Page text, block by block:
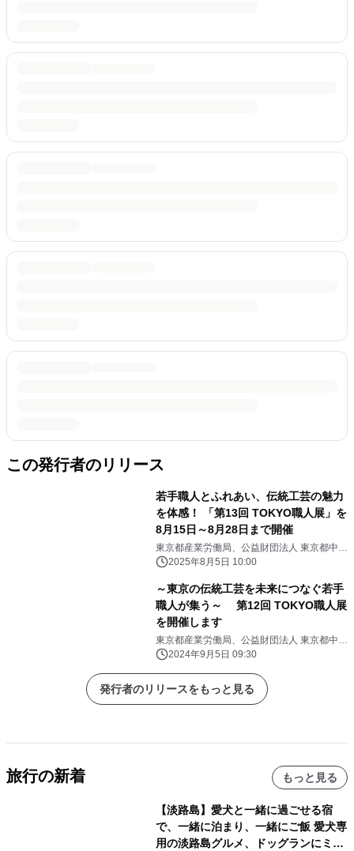
この発行者のリリース
若手職人とふれあい、伝統工芸の魅力
を体感！ 「第13回 TOKYO職人展」を
8月15日～8月28日まで開催
東京都産業労働局、公益財団法人 東京都中小
企業振興公社
2025年8月5日 10:00
～東京の伝統工芸を未来につなぐ若手
職人が集う～ 第12回 TOKYO職人展
を開催します
東京都産業労働局、公益財団法人 東京都中小
企業振興公社
2024年9月5日 09:30
発行者のリリースをもっと見る
旅行の新着 もっと見る
【淡路島】愛犬と一緒に過ごせる宿
で、一緒に泊まり、一緒にご飯 愛犬専
用の淡路島グルメ、ドッグランにミニ